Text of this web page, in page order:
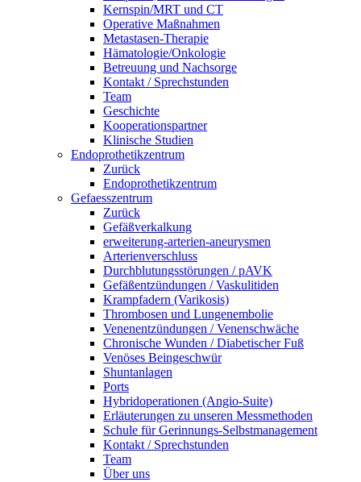
Kernspin/MRT und CT
Operative Maßnahmen
Metastasen-Therapie
Hämatologie/Onkologie
Betreuung und Nachsorge
Kontakt / Sprechstunden
Team
Geschichte
Kooperationspartner
Klinische Studien
Endoprothetikzentrum
Zurück
Endoprothetikzentrum
Gefaesszentrum
Zurück
Gefäßverkalkung
erweiterung-arterien-aneurysmen
Arterienverschluss
Durchblutungsstörungen / pAVK
Gefäßentzündungen / Vaskulitiden
Krampfadern (Varikosis)
Thrombosen und Lungenembolie
Venenentzündungen / Venenschwäche
Chronische Wunden / Diabetischer Fuß
Venöses Beingeschwür
Shuntanlagen
Ports
Hybridoperationen (Angio-Suite)
Erläuterungen zu unseren Messmethoden
Schule für Gerinnungs-Selbstmanagement
Kontakt / Sprechstunden
Team
Über uns